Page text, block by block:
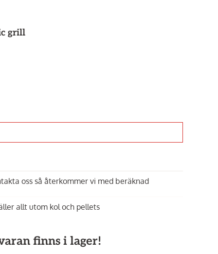
grill
oss så återkommer vi med beräknad
allt utom kol och pellets
finns i lager!